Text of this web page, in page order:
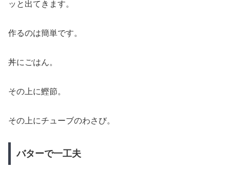
ッと出てきます。
作るのは簡単です。
丼にごはん。
その上に鰹節。
その上にチューブのわさび。
バターで一工夫